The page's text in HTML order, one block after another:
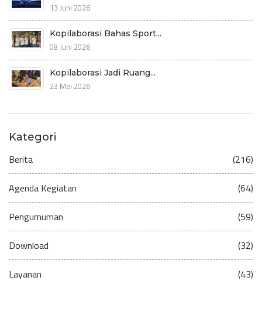
13 Juni 2026
Kopilaborasi Bahas Sport...
08 Juni 2026
Kopilaborasi Jadi Ruang...
23 Mei 2026
Kategori
Berita (216)
Agenda Kegiatan (64)
Pengumuman (59)
Download (32)
Layanan (43)